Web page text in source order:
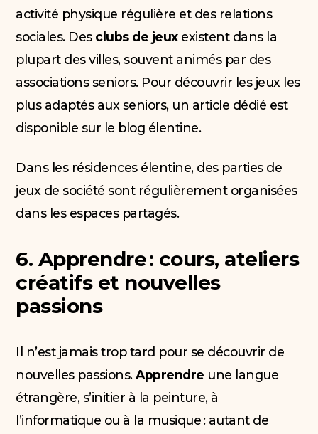
activité physique régulière et des relations
sociales. Des clubs de jeuxexistent dans la
plupart des villes, souvent animés par des
associations seniors. Pour découvrir les jeux les
plus adaptés aux seniors, un article dédié est
disponible sur le blog élentine.
Dans les résidences élentine, des parties de
jeux de société sont régulièrement organisées
dans les espaces partagés.
6. Apprendre : cours, ateliers
créatifs et nouvelles
passions
Il n’est jamais trop tard pour se découvrir de
nouvelles passions.Apprendre une langue
étrangère, s’initier à la peinture, à
l’informatique ou à la musique : autant de